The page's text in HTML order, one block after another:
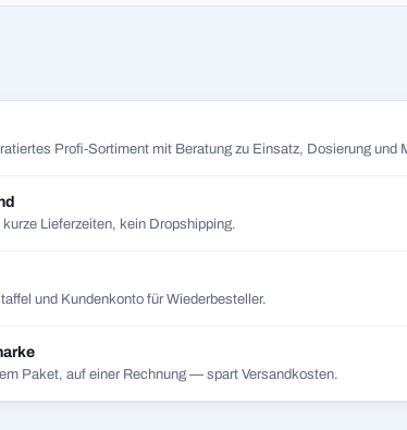
Profi-Sortiment mit Beratung zu Einsatz, Dosierung und
Lieferzeiten, kein Dropshipping.
und Kundenkonto für Wiederbesteller.
Paket, auf einer Rechnung — spart Versandkosten.